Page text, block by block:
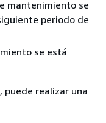
mantenimiento se
periodo de
se está
puede realizar una